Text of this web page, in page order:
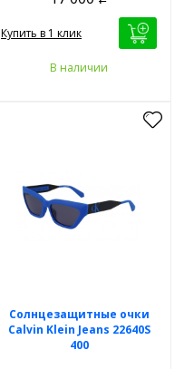
Купить в 1 клик
В наличии
Солнцезащитные очки
Calvin Klein Jeans 22640S
400